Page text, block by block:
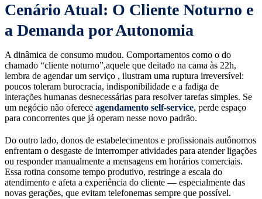
Cenário Atual: O Cliente Noturno e
a Demanda por Autonomia
A dinâmica de consumo mudou. Comportamentos como o do
chamado “cliente noturno”,aquele que deitado na cama às 22h,
lembra de agendar um serviço , ilustram uma ruptura irreversível:
poucos toleram burocracia, indisponibilidade e a fadiga de
interações humanas desnecessárias para resolver tarefas simples. Se
um negócio não oferece agendamento self-service, perde espaço
para concorrentes que já operam nesse novo padrão.
Do outro lado, donos de estabelecimentos e profissionais autônomos
enfrentam o desgaste de interromper atividades para atender ligações
ou responder manualmente a mensagens em horários comerciais.
Essa rotina consome tempo produtivo, restringe a escala do
atendimento e afeta a experiência do cliente — especialmente das
novas gerações, que evitam telefonemas sempre que possível.